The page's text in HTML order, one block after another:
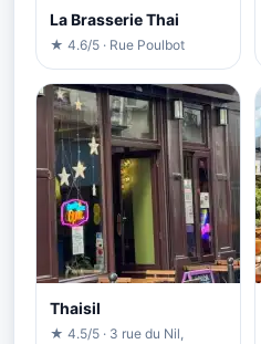
La Brasserie Thai
★ 4.6/5 · Rue Poulbot
Thaisil
★ 4.5/5 · 3 rue du Nil,